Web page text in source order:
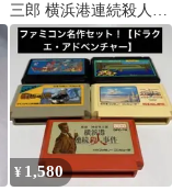
三郎 横浜港連続殺人事
件 箱説明書つき データ
イースト
¥ 1,580